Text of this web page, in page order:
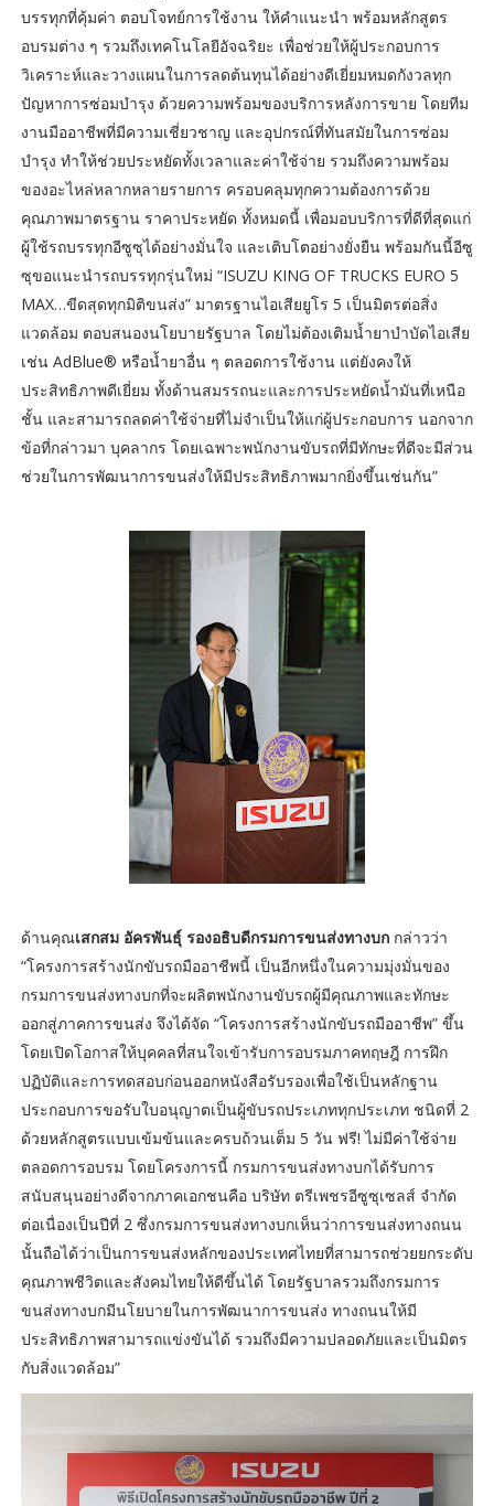
บรรทุกที่คุ้มค่า ตอบโจทย์การใช้งาน ให้คำแนะนำ พร้อมหลักสูตร
อบรมต่าง ๆ รวมถึงเทคโนโลยีอัจฉริยะ เพื่อช่วยให้ผู้ประกอบการ
วิเคราะห์และวางแผนในการลดต้นทุนได้อย่างดีเยี่ยมหมดกังวลทุก
ปัญหาการซ่อมบํารุง ด้วยความพร้อมของบริการหลังการขาย โดยทีม
งานมืออาชีพที่มีความเชี่ยวชาญ และอุปกรณ์ที่ทันสมัยในการซ่อม
บำรุง ทำให้ช่วยประหยัดทั้งเวลาและค่าใช้จ่าย รวมถึงความพร้อม
ของอะไหล่หลากหลายรายการ ครอบคลุมทุกความต้องการด้วย
คุณภาพมาตรฐาน ราคาประหยัด ทั้งหมดนี้ เพื่อมอบบริการที่ดีที่สุดแก่
ผู้ใช้รถบรรทุกอีซูซุได้อย่างมั่นใจ และเติบโตอย่างยั่งยืน พร้อมกันนี้อีซู
ซุขอแนะนำรถบรรทุกรุ่นใหม่ “ISUZU KING OF TRUCKS EURO 5
MAX…ขีดสุดทุกมิติขนส่ง” มาตรฐานไอเสียยูโร 5 เป็นมิตรต่อสิ่ง
แวดล้อม ตอบสนองนโยบายรัฐบาล โดยไม่ต้องเติมน้ำยาบำบัดไอเสีย
เช่น AdBlue® หรือน้ำยาอื่น ๆ ตลอดการใช้งาน แต่ยังคงให้
ประสิทธิภาพดีเยี่ยม ทั้งด้านสมรรถนะและการประหยัดน้ำมันที่เหนือ
ชั้น และสามารถลดค่าใช้จ่ายที่ไม่จำเป็นให้แก่ผู้ประกอบการ นอกจาก
ข้อที่กล่าวมา บุคลากร โดยเฉพาะพนักงานขับรถที่มีทักษะที่ดีจะมีส่วน
ช่วยในการพัฒนาการขนส่งให้มีประสิทธิภาพมากยิ่งขึ้นเช่นกัน”
ด้านคุณเสกสม อัครพันธุ์ รองอธิบดีกรมการขนส่งทางบก กล่าวว่า
“โครงการสร้างนักขับรถมืออาชีพนี้ เป็นอีกหนึ่งในความมุ่งมั่นของ
กรมการขนส่งทางบกที่จะผลิตพนักงานขับรถผู้มีคุณภาพและทักษะ
ออกสู่ภาคการขนส่ง จึงได้จัด “โครงการสร้างนักขับรถมืออาชีพ” ขึ้น
โดยเปิดโอกาสให้บุคคลที่สนใจเข้ารับการอบรมภาคทฤษฎี การฝึก
ปฏิบัติและการทดสอบก่อนออกหนังสือรับรองเพื่อใช้เป็นหลักฐาน
ประกอบการขอรับใบอนุญาตเป็นผู้ขับรถประเภททุกประเภท ชนิดที่ 2
ด้วยหลักสูตรแบบเข้มข้นและครบถ้วนเต็ม 5 วัน ฟรี! ไม่มีค่าใช้จ่าย
ตลอดการอบรม โดยโครงการนี้ กรมการขนส่งทางบกได้รับการ
สนับสนุนอย่างดีจากภาคเอกชนคือ บริษัท ตรีเพชรอีซูซุเซลส์ จำกัด
ต่อเนื่องเป็นปีที่ 2 ซึ่งกรมการขนส่งทางบกเห็นว่าการขนส่งทางถนน
นั้นถือได้ว่าเป็นการขนส่งหลักของประเทศไทยที่สามารถช่วยยกระดับ
คุณภาพชีวิตและสังคมไทยให้ดีขึ้นได้ โดยรัฐบาลรวมถึงกรมการ
ขนส่งทางบกมีนโยบายในการพัฒนาการขนส่ง ทางถนนให้มี
ประสิทธิภาพสามารถแข่งขันได้ รวมถึงมีความปลอดภัยและเป็นมิตร
กับสิ่งแวดล้อม”